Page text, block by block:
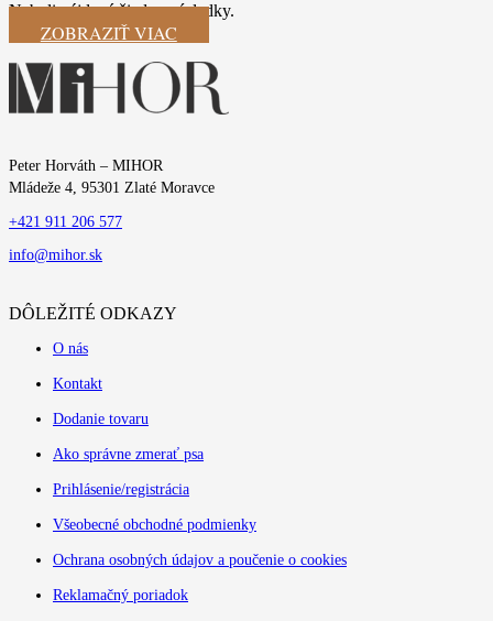
Neboli nájdené žiadne výsledky.
ZOBRAZIŤ VIAC
Peter Horváth – MIHOR
Mládeže 4, 95301 Zlaté Moravce
+421 911 206 577
info@mihor.sk
DÔLEŽITÉ ODKAZY
O nás
Kontakt
Dodanie tovaru
Ako správne zmerať psa
Prihlásenie/registrácia
Všeobecné obchodné podmienky
Ochrana osobných údajov a poučenie o cookies
Reklamačný poriadok